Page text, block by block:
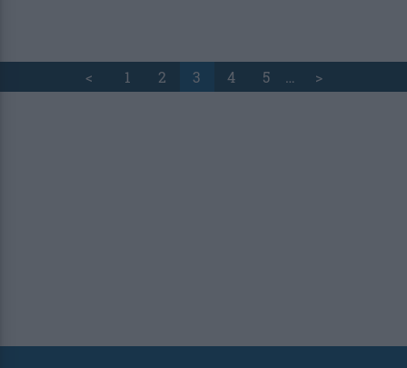
< 1 2 3 4 5 … >